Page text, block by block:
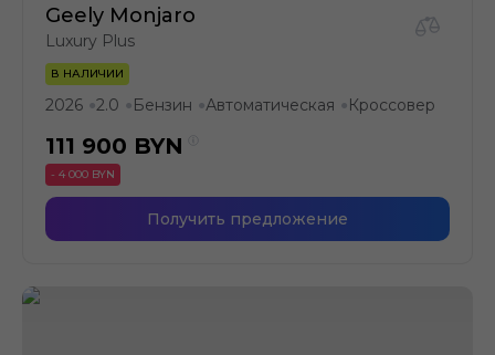
Geely Monjaro
Luxury Plus
В НАЛИЧИИ
2026 ●2.0 ● Бензин ●Автоматическая ● Кроссовер
111 900 BYN
- 4 000 BYN
Получить предложение